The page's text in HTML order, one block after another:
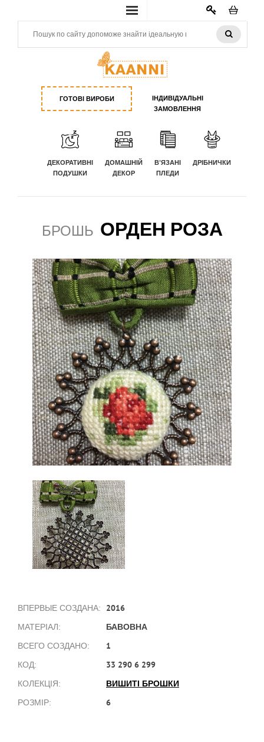
КАБИНЕТ
ГОТОВІ ВИРОБИ
ІНДИВІДУАЛЬНІ
ЗАМОВЛЕННЯ
ДЕКОРАТИВНІ
ПОДУШКИ
ДОМАШНІЙ
ДЕКОР
В'ЯЗАНІ
ПЛЕДИ
ДРІБНИЧКИ
БРОШЬ ОРДЕН РОЗА
ВПЕРВЫЕ СОЗДАНА: 2016
МАТЕРІАЛ: БАВОВНА
ВСЕГО СОЗДАНО: 1
КОД: 33 290 6 299
КОЛЕКЦІЯ: ВИШИТІ БРОШКИ
РОЗМІР: 6